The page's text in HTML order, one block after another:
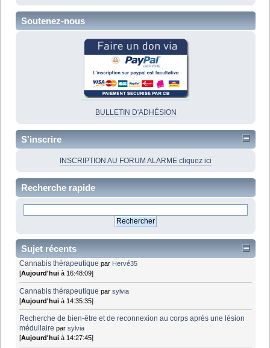
Soutenez-nous
BULLETIN D'ADHÉSION
S'inscrire
INSCRIPTION AU FORUM ALARME cliquez ici
Recherche rapide
Sujet récents
Cannabis thérapeutique par Hervé35
[Aujourd'hui à 16:48:09]
Cannabis thérapeutique parsylvia
[Aujourd'hui à 14:35:35]
Recherche de bien-être et de reconnexion au corps après une lésion
médullaire parsylvia
[Aujourd'hui à 14:27:45]